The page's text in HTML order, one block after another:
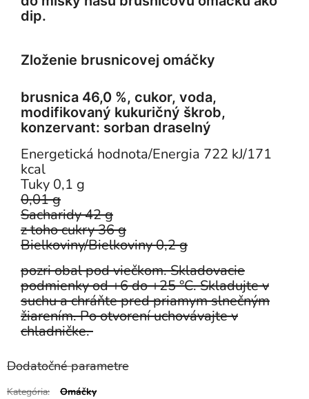
dip.
Zloženie brusnicovej omáčky
brusnica 46,0 %, cukor, voda,
modifikovaný kukuričný škrob,
konzervant: sorban draselný
Energetická hodnota/Energia 722 kJ/171
kcal
Tuky 0,1 g
0,01 g
Sacharidy 42 g
z toho cukry 36 g
Bielkoviny/Bielkoviny 0,2 g
pozri obal pod viečkom. Skladovacie
podmienky od +6 do +25 °C. Skladujte v
suchu a chráňte pred priamym slnečným
žiarením. Po otvorení uchovávajte v
chladničke.
Dodatočné parametre
Kategória:
Omáčky